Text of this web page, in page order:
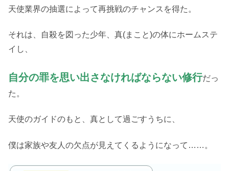
天使業界の抽選によって再挑戦のチャンスを得た。
それは、自殺を図った少年、真(まこと)の体にホームステ
イし、
自分の罪を思い出さなければならない修行だっ
た。
天使のガイドのもと、真として過ごすうちに、
僕は家族や友人の欠点が見えてくるようになって……。